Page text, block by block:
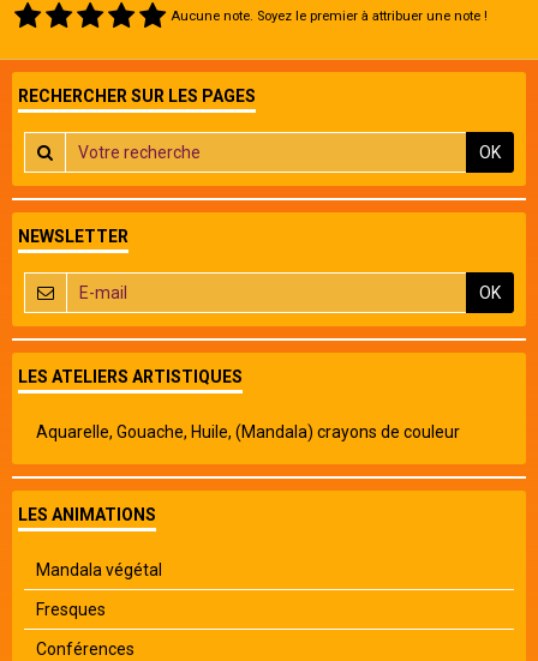
Aucune note. Soyez le premier à attribuer une note !
RECHERCHER SUR LES PAGES
OK
NEWSLETTER
OK
LES ATELIERS ARTISTIQUES
Aquarelle, Gouache, Huile, (Mandala) crayons de couleur
LES ANIMATIONS
Mandala végétal
Fresques
Conférences